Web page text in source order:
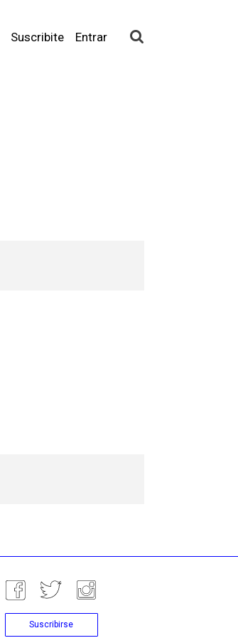
Suscribite Entrar
Suscribirse